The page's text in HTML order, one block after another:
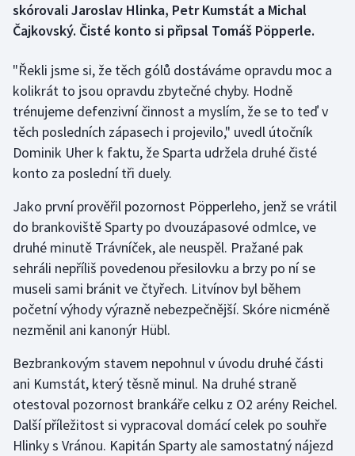
Florbal
Golf
Gymnastika
Házená
Jezdectví
Judo
Krasobruslení
Lezení
Lyže a snowboard
Moderní pětiboj
Motorsport
skórovali Jaroslav Hlinka, Petr Kumstát a Michal
Čajkovský. Čisté konto si připsal Tomáš Pöpperle.
"Řekli jsme si, že těch gólů dostáváme opravdu moc a
kolikrát to jsou opravdu zbytečné chyby. Hodně
trénujeme defenzivní činnost a myslím, že se to teď v
těch posledních zápasech i projevilo," uvedl útočník
Dominik Uher k faktu, že Sparta udržela druhé čisté
konto za poslední tři duely.
Jako první prověřil pozornost Pöpperleho, jenž se vrátil
do brankoviště Sparty po dvouzápasové odmlce, ve
druhé minutě Trávníček, ale neuspěl. Pražané pak
sehráli nepříliš povedenou přesilovku a brzy po ní se
museli sami bránit ve čtyřech. Litvínov byl během
početní výhody výrazně nebezpečnější. Skóre nicméně
nezměnil ani kanonýr Hübl.
Bezbrankovým stavem nepohnul v úvodu druhé části
ani Kumstát, který těsně minul. Na druhé straně
otestoval pozornost brankáře celku z O2 arény Reichel.
Další příležitost si vypracoval domácí celek po souhře
Hlinky s Vránou. Kapitán Sparty ale samostatný nájezd